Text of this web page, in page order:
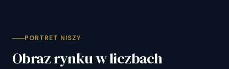
PORTRET NISZY
Obraz rynku w liczbach